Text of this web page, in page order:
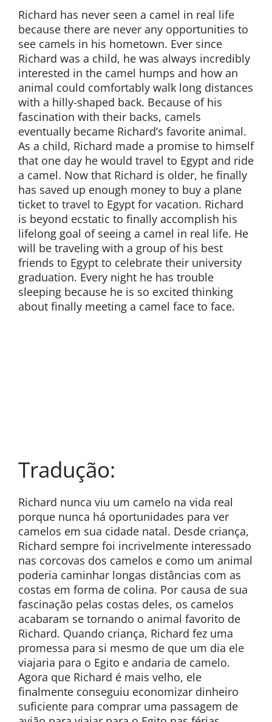
Richard has never seen a camel in real life
because there are never any opportunities to
see camels in his hometown. Ever since
Richard was a child, he was always incredibly
interested in the camel humps and how an
animal could comfortably walk long distances
with a hilly-shaped back. Because of his
fascination with their backs, camels
eventually became Richard’s favorite animal.
As a child, Richard made a promise to himself
that one day he would travel to Egypt and ride
a camel. Now that Richard is older, he finally
has saved up enough money to buy a plane
ticket to travel to Egypt for vacation. Richard
is beyond ecstatic to finally accomplish his
lifelong goal of seeing a camel in real life. He
will be traveling with a group of his best
friends to Egypt to celebrate their university
graduation. Every night he has trouble
sleeping because he is so excited thinking
about finally meeting a camel face to face.
Tradução:
Richard nunca viu um camelo na vida real
porque nunca há oportunidades para ver
camelos em sua cidade natal. Desde criança,
Richard sempre foi incrivelmente interessado
nas corcovas dos camelos e como um animal
poderia caminhar longas distâncias com as
costas em forma de colina. Por causa de sua
fascinação pelas costas deles, os camelos
acabaram se tornando o animal favorito de
Richard. Quando criança, Richard fez uma
promessa para si mesmo de que um dia ele
viajaria para o Egito e andaria de camelo.
Agora que Richard é mais velho, ele
finalmente conseguiu economizar dinheiro
suficiente para comprar uma passagem de